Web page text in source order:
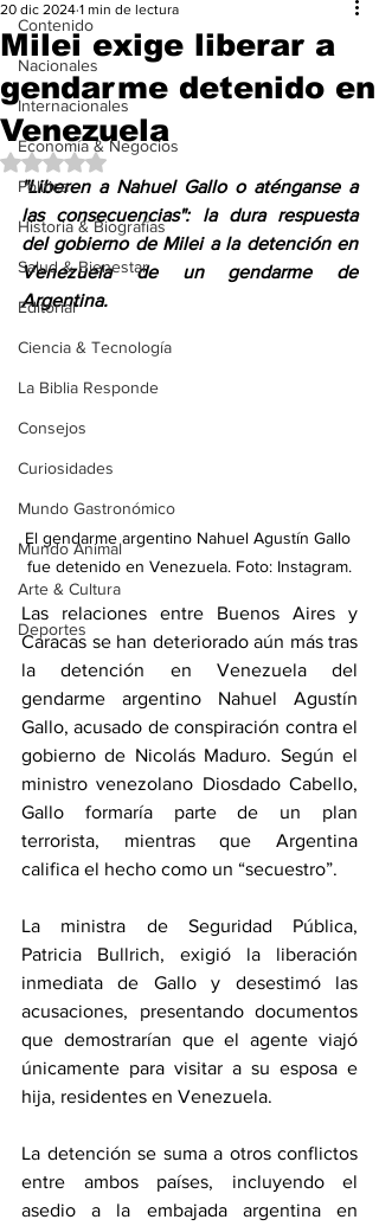
Contenido
Nacionales
Internacionales
Economía & Negocios
Política
Historia & Biografías
Salud & Bienestar
Editorial
Ciencia & Tecnología
La Biblia Responde
Consejos
Curiosidades
Mundo Gastronómico
Mundo Animal
Arte & Cultura
Deportes
Milei exige liberar a
gendarme detenido en
Venezuela
20 dic 2024 1 min de lectura
Obtuvo NaN de 5 estrellas.
"Liberen a Nahuel Gallo o aténganse a
las consecuencias": la dura respuesta
del gobierno de Milei a la detención en
Venezuela de un gendarme de
Argentina.
El gendarme argentino Nahuel Agustín Gallo
fue detenido en Venezuela. Foto: Instagram.
Las relaciones entre Buenos Aires y
Caracas se han deteriorado aún más tras
la detención en Venezuela del
gendarme argentino Nahuel Agustín
Gallo, acusado de conspiración contra el
gobierno de Nicolás Maduro. Según el
ministro venezolano Diosdado Cabello,
Gallo formaría parte de un plan
terrorista, mientras que Argentina
califica el hecho como un “secuestro”.
La ministra de Seguridad Pública,
Patricia Bullrich, exigió la liberación
inmediata de Gallo y desestimó las
acusaciones, presentando documentos
que demostrarían que el agente viajó
únicamente para visitar a su esposa e
hija, residentes en Venezuela.
La detención se suma a otros conflictos
entre ambos países, incluyendo el
asedio a la embajada argentina en